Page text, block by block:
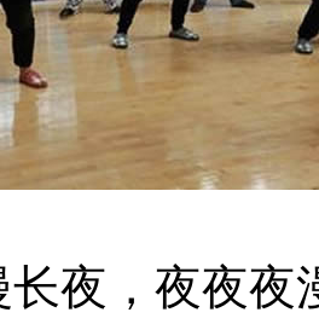
，夜夜夜